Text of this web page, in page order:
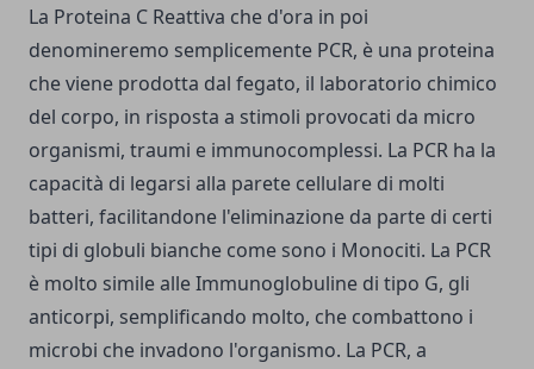
La Proteina C Reattiva che d'ora in poi
denomineremo semplicemente PCR, è una proteina
che viene prodotta dal fegato, il laboratorio chimico
del corpo, in risposta a stimoli provocati da micro
organismi, traumi e immunocomplessi. La PCR ha la
capacità di legarsi alla parete cellulare di molti
batteri, facilitandone l'eliminazione da parte di certi
tipi di globuli bianche come sono i Monociti. La PCR
è molto simile alle Immunoglobuline di tipo G, gli
anticorpi, semplificando molto, che combattono i
microbi che invadono l'organismo. La PCR, a